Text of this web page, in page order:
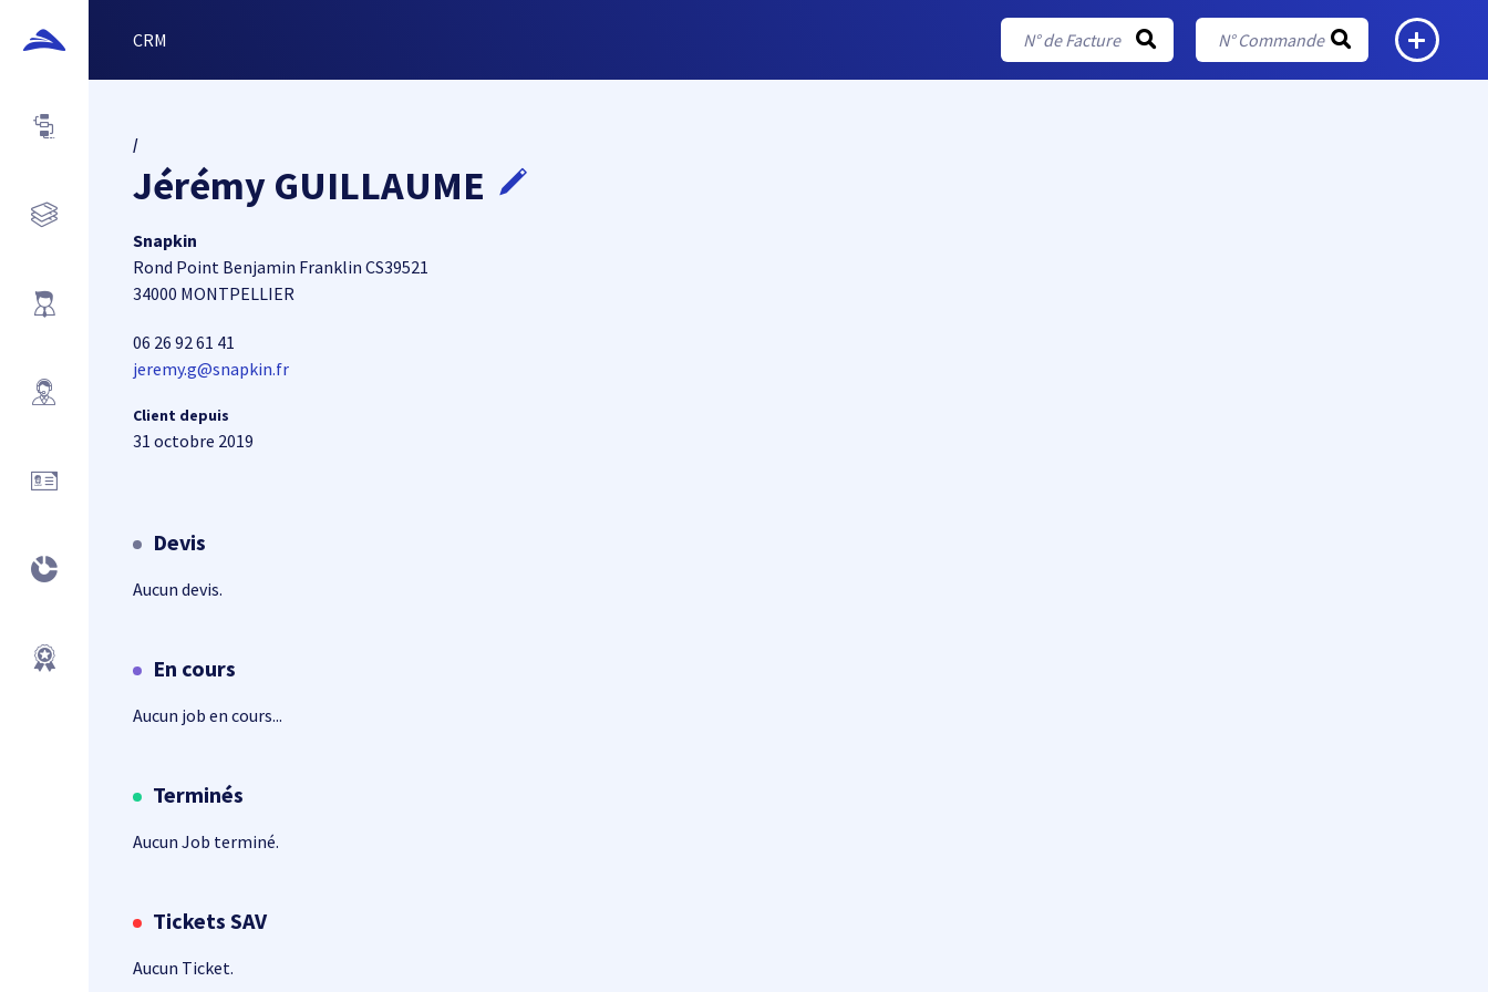
CRM
/
Jérémy GUILLAUME
Snapkin
Rond Point Benjamin Franklin CS39521
34000 MONTPELLIER
06 26 92 61 41
jeremy.g@snapkin.fr
Client depuis
31 octobre 2019
Devis
Aucun devis.
En cours
Aucun job en cours...
Terminés
Aucun Job terminé.
Tickets SAV
Aucun Ticket.